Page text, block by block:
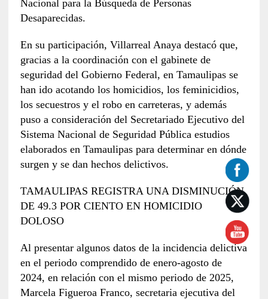
Nacional para la Búsqueda de Personas
Desaparecidas.
En su participación, Villarreal Anaya destacó que,
gracias a la coordinación con el gabinete de
seguridad del Gobierno Federal, en Tamaulipas se
han ido acotando los homicidios, los feminicidios,
los secuestros y el robo en carreteras, y además
puso a consideración del Secretariado Ejecutivo del
Sistema Nacional de Seguridad Pública estudios
elaborados en Tamaulipas para determinar en dónde
surgen y se dan hechos delictivos.
TAMAULIPAS REGISTRA UNA DISMINUCIÓN
DE 49.3 POR CIENTO EN HOMICIDIO
DOLOSO
Al presentar algunos datos de la incidencia delictiva
en el periodo comprendido de enero-agosto de
2024, en relación con el mismo periodo de 2025,
Marcela Figueroa Franco, secretaria ejecutiva del